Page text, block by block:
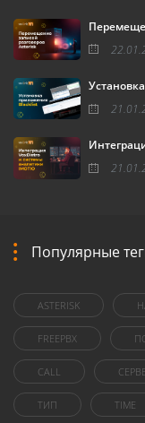
Популярные
ASTERISK
FREEPBX
CALL
ТИП TIME